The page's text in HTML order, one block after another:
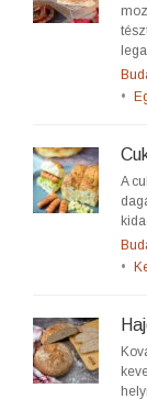
•
A
•